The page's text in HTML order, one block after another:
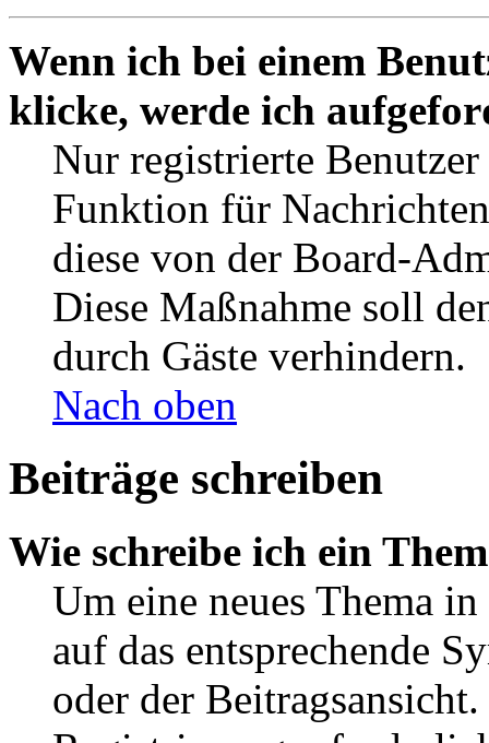
Wenn ich bei einem
klicke, werde ich
Nur registrierte
Funktion für
diese von der Board-
Diese Maßnahme soll
durch Gäste verhindern.
Nach oben
Beiträge schreiben
Wie schreibe ich ein
Um eine neues Thema
auf das entsprechende
oder der